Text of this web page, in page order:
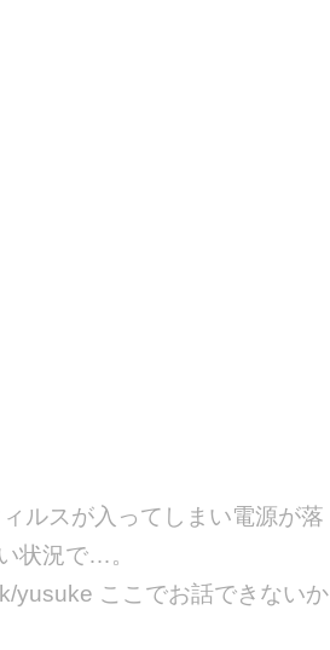
ルスが入ってしまい電源が落
状況で…。
yusuke ここでお話できないか